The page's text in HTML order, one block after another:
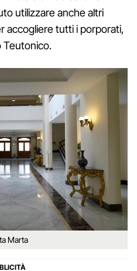
utilizzare anche altri
accogliere tutti i porporati,
Teutonico.
Marta